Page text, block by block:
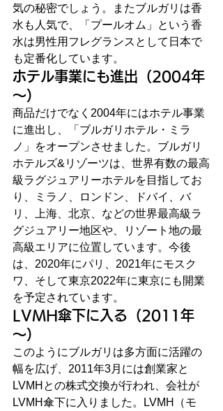
気の秘密でしょう。またブルガリは香
水も人気で、「プールオム」という香
水は男性用フレグランスとして日本で
も定番化しています。
ホテル事業にも進出（2004年
～）
商品だけでなく2004年にはホテル事業
に進出し、「ブルガリホテル・ミラ
ノ」をオープンさせました。ブルガリ
ホテルズ&リゾーツは、世界有数の最高
級ラグジュアリーホテルを目指してお
り、ミラノ、ロンドン、ドバイ、バ
リ、上海、北京、などの世界最高級ラ
グジュアリー地区や、リゾート地の最
高級エリアに位置しています。今後
は、2020年にパリ、2021年にモスク
ワ、そして東京2022年に東京にも開業
を予定されています。
LVMH傘下に入る（2011年
～）
このようにブルガリは多方面に活躍の
幅を広げ、2011年3月には創業家と
LVMHとの株式交換が行われ、会社が
LVMH傘下に入りました。LVMH（モ